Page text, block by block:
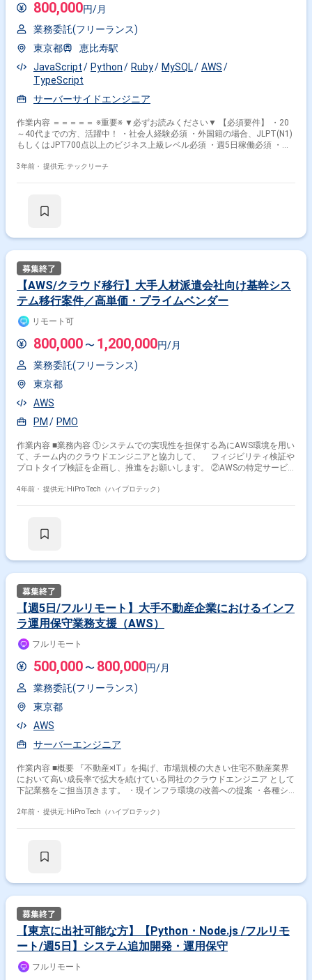
800,000円/月
業務委託(フリーランス)
東京都
恵比寿駅
JavaScript
Python Ruby MySQL
AWS
TypeScript
サーバーサイドエンジニア
作業内容 ＝＝＝＝＝ ※重要※ ▼必ずお読みください▼ 【必須要件】 ・20
～40代までの方、活躍中！ ・社会人経験必須 ・外国籍の場合、JLPT(N1)
もしくはJPT700点以上のビジネス上級レベル必須 ・週5日稼働必須 ・エ
コードレビュー/リリース対応 →状況次第で一部フロント開発も対応頂く
設計/実装/改善） ・既存機能の改善（リファクタリング、API開発、パフ
ンの実装など） 【OS】 ：Linux 【言語】 ：フロント）Vue.js サーバー
サイド）Ruby,Python 【FW】 ：RubyonRails 【DB】 ：MySQL、
DynamoDB 【Cloud】：AWS(Fargate,Lambda,APIGateway) 【コンテ
ナ】 ：Docker 【ライブラリ】：jQuery 【CI/CD】：CircleCI,Bitrise 【ソ
Zoom,Slack,GoogleWorkspace 【担当領域】 ：SE（詳細設計以降）
3年前・ 提供元: テックリーチ
【AWS/クラウド移行】大手人材派遣会社向け基幹シス
テム移行案件／高単価・プライムベンダー
リモート可
800,000 〜 1,200,000円/月
業務委託(フリーランス)
東京都
AWS
PM
PMO
作業内容 ■業務内容 ①システムでの実現性を担保する為にAWS環境を用い
て、チーム内のクラウドエンジニアと協力して、 フィジビリティ検証や
プロトタイプ検証を企画し、推進をお願いします。 ②AWSの特定サービ
する。 （例：ECSでB2CのWebアプリ構築、EventBridgeでアプリ連携機
StepFunctions ★本案件は受託案件ですが、グループ会社間における取引
人材派遣会社では、中期経営企画にてIT投資加速を掲げており、 段階的に
社内システムの改修を行っています。 今回は派遣スタッフ向け基幹システ
ム改修に際して、 データをオンプレからクラウド（AWS）に移行しま
す。 インフラチームの一員として、AWS上での検証やテストを実施頂け
のWebAPIサーバーにて実装。（システムの全サーバー数は約200台規模
する。 ・バック側は同社社員約2500名がアクセスする。
4年前・ 提供元: HiPro Tech（ハイプロテック）
【週5日/フルリモート】大手不動産企業におけるインフ
ラ運用保守業務支援（AWS）
フルリモート
500,000 〜 800,000円/月
業務委託(フリーランス)
東京都
AWS
サーバーエンジニア
作業内容 ■概要 『不動産×IT』を掲げ、市場規模の大きい住宅不動産業界
において高い成長率で拡大を続けている同社のクラウドエンジニア として
下記業務をご担当頂きます。 ・現インフラ環境の改善への提案 ・各種シ
外部ベンダーへ発注をするため本ポジションでは一任する可能性は低いで
System Manager/Elasticsearch/API Gateway/Lambda/EC2/Secrets
方々は年度明けには新規プロダクト開発の方にリソースが偏ってしまうた
め、 外部よりAWS運用のスペシャリストを募集するに至りました。
2年前・ 提供元: HiPro Tech（ハイプロテック）
【東京に出社可能な方】【Python・Node.js /フルリモ
ート/週5日】システム追加開発・運用保守
フルリモート